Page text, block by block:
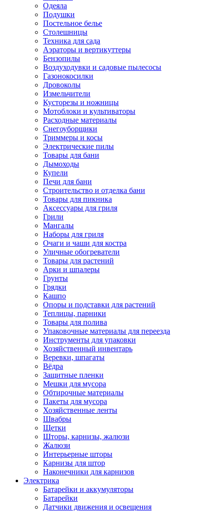
Одеяла
Подушки
Постельное белье
Столешницы
Техника для сада
Аэраторы и вертикуттеры
Бензопилы
Воздуходувки и садовые пылесосы
Газонокосилки
Дровоколы
Измельчители
Кусторезы и ножницы
Мотоблоки и культиваторы
Расходные материалы
Снегоуборщики
Триммеры и косы
Электрические пилы
Товары для бани
Дымоходы
Купели
Печи для бани
Строительство и отделка бани
Товары для пикника
Аксессуары для гриля
Грили
Мангалы
Наборы для гриля
Очаги и чаши для костра
Уличные обогреватели
Товары для растений
Арки и шпалеры
Грунты
Грядки
Кашпо
Опоры и подставки для растений
Теплицы, парники
Товары для полива
Упаковочные материалы для переезда
Инструменты для упаковки
Хозяйственный инвентарь
Веревки, шпагаты
Вёдра
Защитные пленки
Мешки для мусора
Обтирочные материалы
Пакеты для мусора
Хозяйственные ленты
Швабры
Щетки
Шторы, карнизы, жалюзи
Жалюзи
Интерьерные шторы
Карнизы для штор
Наконечники для карнизов
Электрика
Батарейки и аккумуляторы
Батарейки
Датчики движения и освещения